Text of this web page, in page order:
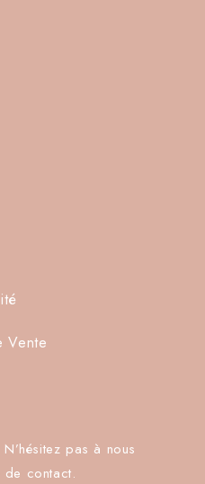
Vente
pas à nous
contact.
et afficher vos